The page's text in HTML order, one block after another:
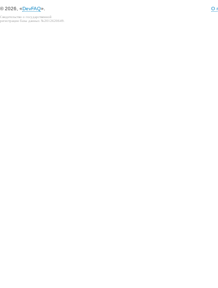
© 2026, «DevFAQ». О
Свидетельство о государственной
регистрации базы данных №2012620649.